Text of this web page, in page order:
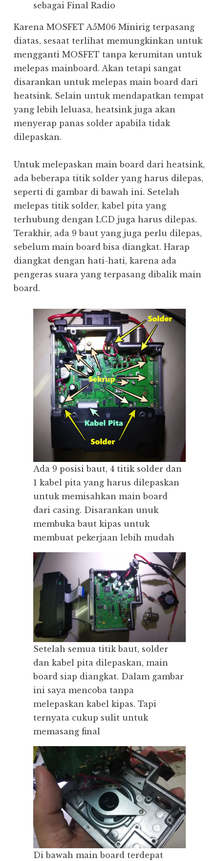
sebagai Final Radio
Karena MOSFET A5M06 Minirig terpasang
diatas, sesaat terlihat memungkinkan untuk
mengganti MOSFET tanpa kerumitan untuk
melepas mainboard. Akan tetapi sangat
disarankan untuk melepas main board dari
heatsink. Selain untuk mendapatkan tempat
yang lebih leluasa, heatsink juga akan
menyerap panas solder apabila tidak
dilepaskan.
Untuk melepaskan main board dari heatsink,
ada beberapa titik solder yang harus dilepas,
seperti di gambar di bawah ini. Setelah
melepas titik solder, kabel pita yang
terhubung dengan LCD juga harus dilepas.
Terakhir, ada 9 baut yang juga perlu dilepas,
sebelum main board bisa diangkat. Harap
diangkat dengan hati-hati, karena ada
pengeras suara yang terpasang dibalik main
board.
Ada 9 posisi baut, 4 titik solder dan
1 kabel pita yang harus dilepaskan
untuk memisahkan main board
dari casing. Disarankan unuk
membuka baut kipas untuk
membuat pekerjaan lebih mudah
Setelah semua titik baut, solder
dan kabel pita dilepaskan, main
board siap diangkat. Dalam gambar
ini saya mencoba tanpa
melepaskan kabel kipas. Tapi
ternyata cukup sulit untuk
memasang final
Di bawah main board terdepat